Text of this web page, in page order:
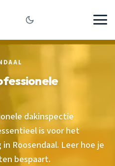
dakinspectie
is voor het
Roosendaal. Leer hoe je
bespaart.